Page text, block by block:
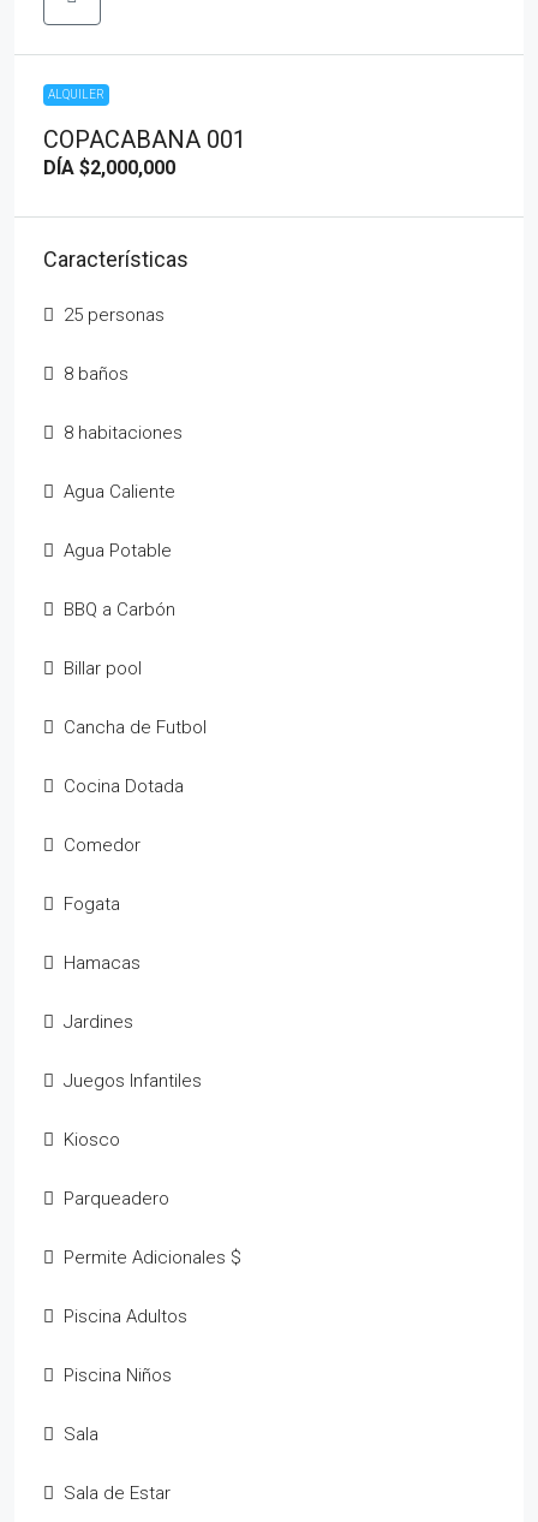
ALQUILER
COPACABANA 001
DÍA $2,000,000
Características
25 personas
8 baños
8 habitaciones
Agua Caliente
Agua Potable
BBQ a Carbón
Billar pool
Cancha de Futbol
Cocina Dotada
Comedor
Fogata
Hamacas
Jardines
Juegos Infantiles
Kiosco
Parqueadero
Permite Adicionales $
Piscina Adultos
Piscina Niños
Sala
Sala de Estar